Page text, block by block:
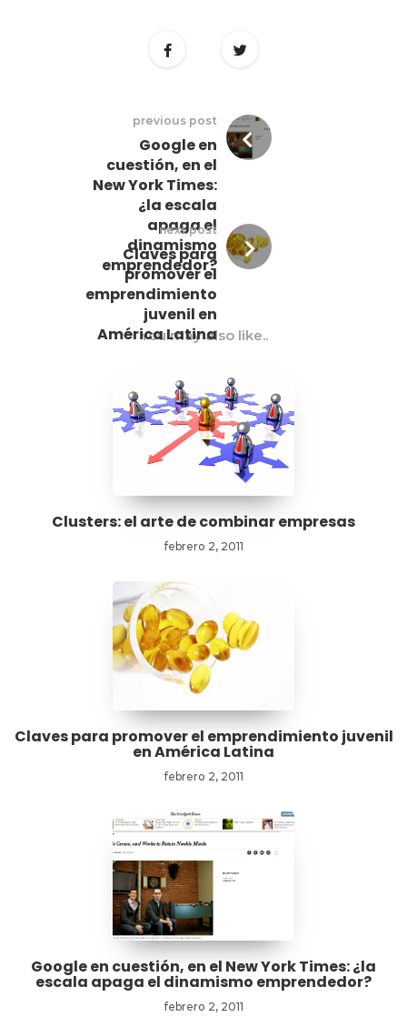
previous post
Google en
cuestión, en el
New York Times:
¿la escala
apaga el
dinamismo
emprendedor?
next post
Claves para
promover el
emprendimiento
juvenil en
América Latina
You may also like..
Clusters: el arte de combinar empresas
febrero 2, 2011
Claves para promover el emprendimiento juvenil
en América Latina
febrero 2, 2011
Google en cuestión, en el New York Times: ¿la
escala apaga el dinamismo emprendedor?
febrero 2, 2011